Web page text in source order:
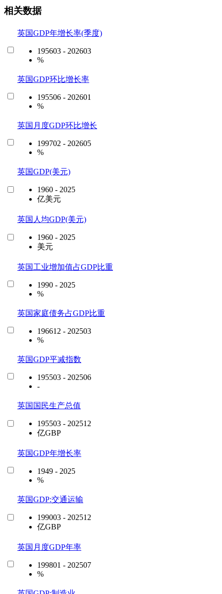
相关数据
英国GDP年增长率(季度)
195603 - 202603
%
英国GDP环比增长率
195506 - 202601
%
英国月度GDP环比增长
199702 - 202605
%
英国GDP(美元)
1960 - 2025
亿美元
英国人均GDP(美元)
1960 - 2025
美元
英国工业增加值占GDP比重
1990 - 2025
%
英国家庭债务占GDP比重
196612 - 202503
%
英国GDP平减指数
195503 - 202506
-
英国国民生产总值
195503 - 202512
亿GBP
英国GDP年增长率
1949 - 2025
%
英国GDP:交通运输
199003 - 202512
亿GBP
英国月度GDP年率
199801 - 202507
%